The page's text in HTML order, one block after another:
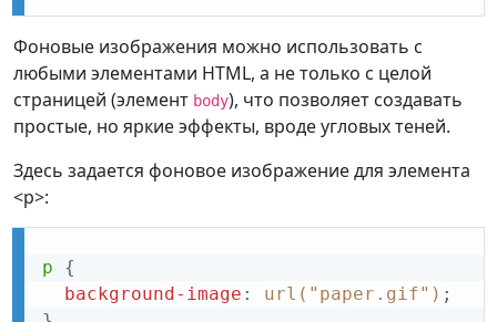
Фоновые изображения можно использовать с
любыми элементами HTML, а не только с целой
страницей (элемент body), что позволяет создавать
простые, но яркие эффекты, вроде угловых теней.
Здесь задается фоновое изображение для элемента
<p>:
p
{
background-image : url("paper.gif") ;